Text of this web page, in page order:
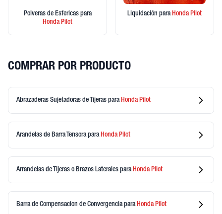
Polveras de Esfericas para
HondaPilot
Liquidación paraHondaPilot
COMPRAR POR PRODUCTO
Abrazaderas Sujetadoras de Tijeras para HondaPilot
Arandelas de Barra Tensorapara HondaPilot
Arrandelas de Tijeras o Brazos Laterales para HondaPilot
Barra de Compensacion de Convergenciapara HondaPilot